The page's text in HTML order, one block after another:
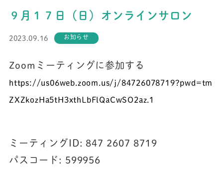
９月１７日（日）オンラインサロン
2023.09.16 お知らせ
Zoomミーティングに参加する
https://us06web.zoom.us/j/84726078719?pwd=tm
ZXZkozHa5tH3xthLbFlQaCwSO2az .1
ミーティングID: 847 2607 8719
パスコード: 599956